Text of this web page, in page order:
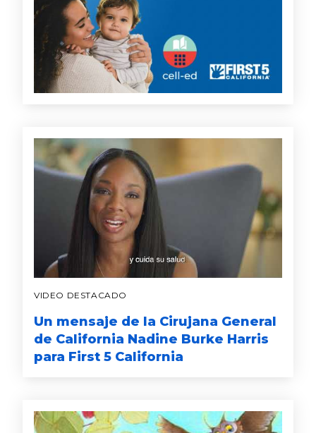
VIDEO DESTACADO
Un mensaje de la Cirujana General
de California Nadine Burke Harris
para First 5 California